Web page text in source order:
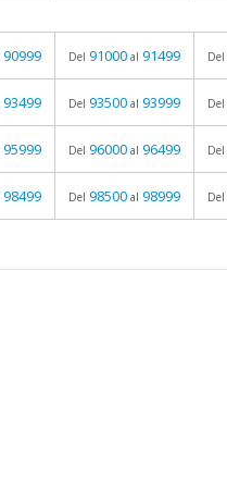
90999 Del 91000 al 91499 Del
93499 Del 93500 al 93999 Del
95999 Del 96000 al 96499 Del
98499 Del 98500 al 98999 Del